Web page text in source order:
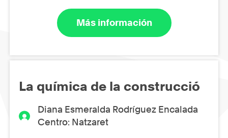
Más información
La química de la construcció
Diana Esmeralda Rodríguez Encalada
Centro: Natzaret